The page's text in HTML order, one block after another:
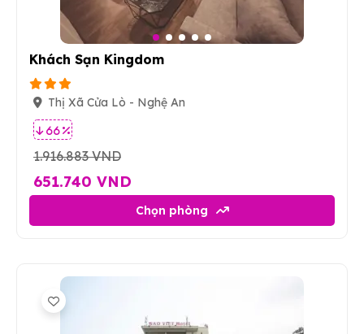
Khách Sạn Kingdom
Thị Xã Cửa Lò - Nghệ An
66 %
1.916.883 VND
651.740 VND
Chọn phòng